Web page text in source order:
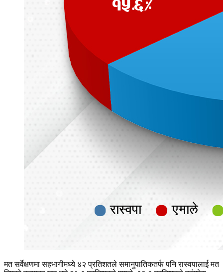
मत सर्वेक्षणमा सहभागीमध्ये ४२ प्रतिशतले समानुपातिकतर्फ पनि रास्वपालाई मत